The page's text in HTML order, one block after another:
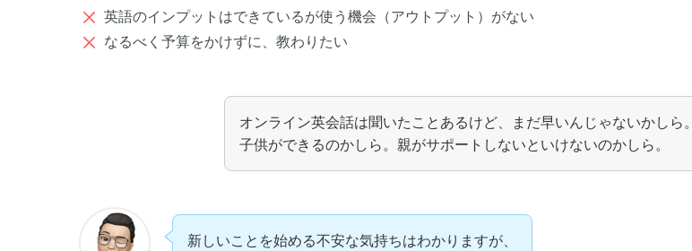
英語のインプットはできているが使う機会（アウトプット）がない
なるべく予算をかけずに、教わりたい
オンライン英会話は聞いたことあるけど、まだ早いんじゃないかしら。
子供ができるのかしら。親がサポートしないといけないのかしら。
新しいことを始める不安な気持ちはわかりますが、